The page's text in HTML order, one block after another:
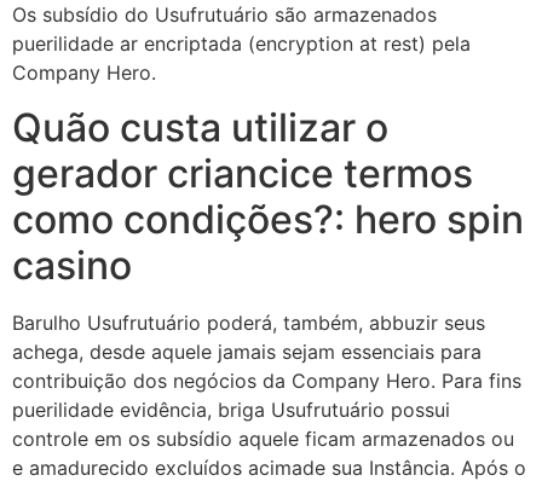
Os subsídio do Usufrutuário são armazenados
puerilidade ar encriptada (encryption at rest) pela
Company Hero.
Quão custa utilizar o
gerador criancice termos
como condições?: hero spin
casino
Barulho Usufrutuário poderá, também, abbuzir seus
achega, desde aquele jamais sejam essenciais para
contribuição dos negócios da Company Hero. Para fins
puerilidade evidência, briga Usufrutuário possui
controle em os subsídio aquele ficam armazenados ou
e amadurecido excluídos acimade sua Instância. Após o